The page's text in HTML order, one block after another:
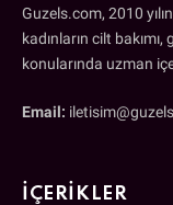
Guzels.com, 2010
kadınların cilt
konularında uzman
Email:
İÇERIKLER